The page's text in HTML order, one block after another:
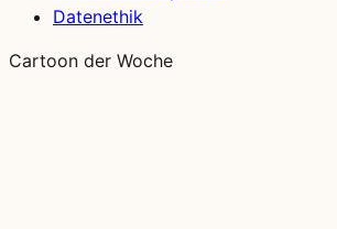
Datenethik
Cartoon der Woche